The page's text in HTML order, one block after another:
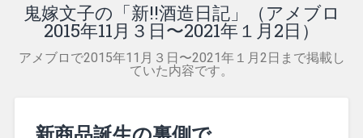
鬼嫁文子の「新!!酒造日記」（アメブロ
2015年11月３日〜2021年１月2日）
アメブロで2015年11月３日〜2021年１月2日まで掲載し
ていた内容です。